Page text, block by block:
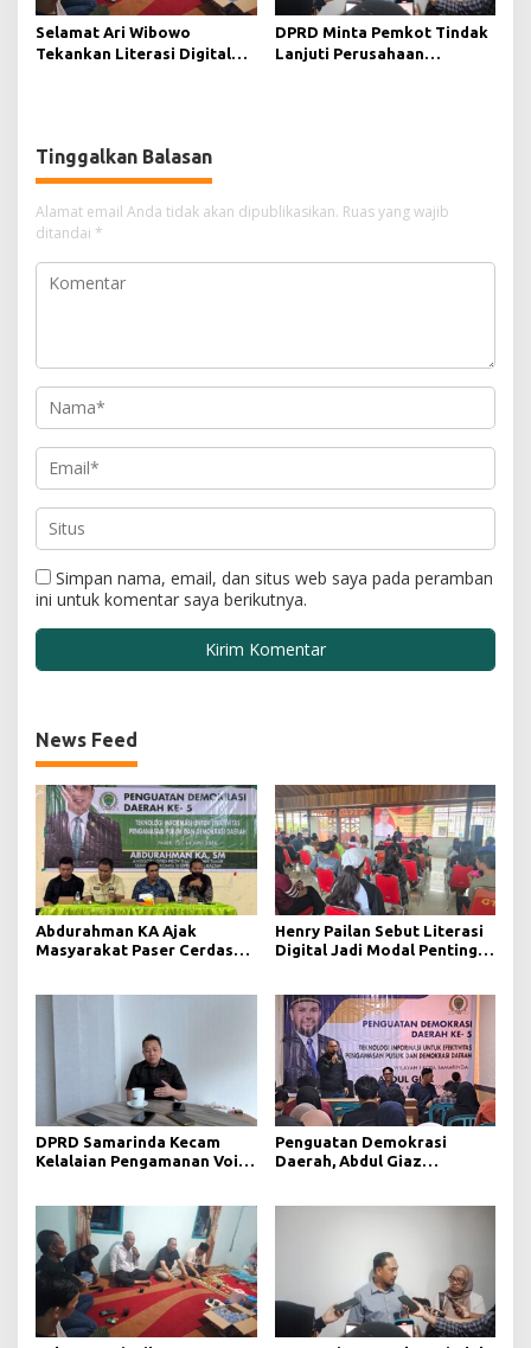
Selamat Ari Wibowo
Tekankan Literasi Digital
DPRD Minta Pemkot Tindak
Lanjuti Perusahaan
Tinggalkan Balasan
Alamat email Anda tidak akan dipublikasikan. Ruas yang wajib
ditandai *
Simpan nama, email, dan situs web saya pada peramban
ini untuk komentar saya berikutnya.
News Feed
Abdurahman KA Ajak
Masyarakat Paser Cerdas
Henry Pailan Sebut Literasi
Digital Jadi Modal Penting
DPRD Samarinda Kecam
Kelalaian Pengamanan Void
Penguatan Demokrasi
Daerah, Abdul Giaz